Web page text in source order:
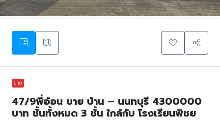
ขาย
47/9พี่อ้อน ขาย บ้าน – นนทบุรี 4300000
บาท ชั้นทั้งหมด 3 ชั้น ใกล้กับ โรงเรียนพิชย